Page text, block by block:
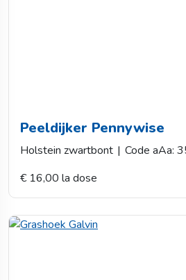
Peeldijker Pennywise
Holstein zwartbont | Code aAa:
€ 16,00 la dose